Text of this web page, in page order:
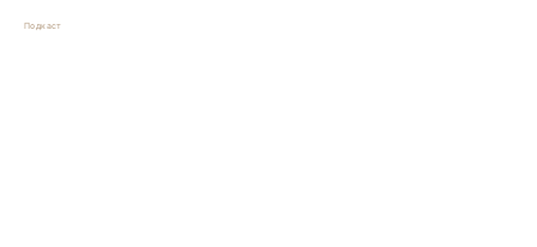
Подкаст